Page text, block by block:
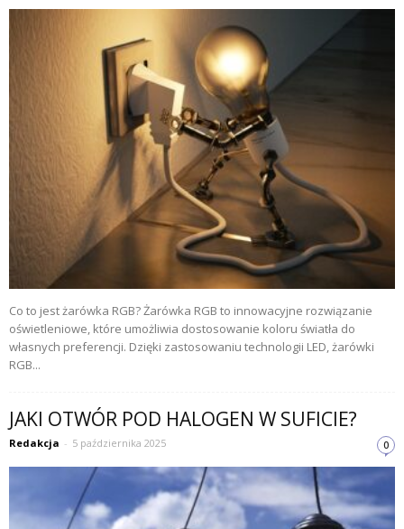
Co to jest żarówka RGB? Żarówka RGB to innowacyjne rozwiązanie
oświetleniowe, które umożliwia dostosowanie koloru światła do
własnych preferencji. Dzięki zastosowaniu technologii LED, żarówki
RGB...
JAKI OTWÓR POD HALOGEN W SUFICIE?
Redakcja - 5 października 2025 0